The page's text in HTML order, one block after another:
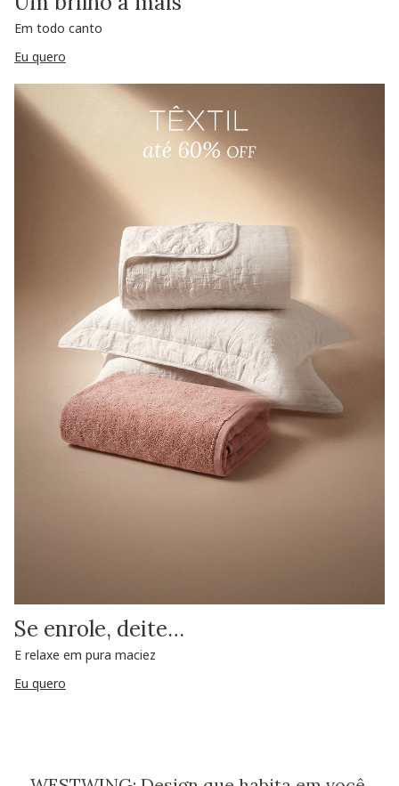
Em todo canto
Eu quero
Se enrole, deite…
E relaxe em pura maciez
Eu quero